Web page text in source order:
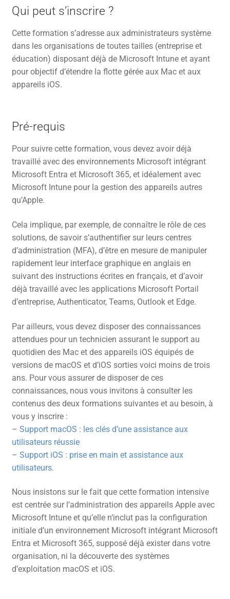
Qui peut s’inscrire ?
Cette formation s’adresse aux administrateurs système
dans les organisations de toutes tailles (entreprise et
éducation) disposant déjà de Microsoft Intune et ayant
pour objectif d’étendre la flotte gérée aux Mac et aux
appareils iOS.
Pré-requis
Pour suivre cette formation, vous devez avoir déjà
travaillé avec des environnements Microsoft intégrant
Microsoft Entra et Microsoft 365, et idéalement avec
Microsoft Intune pour la gestion des appareils autres
qu’Apple.
Cela implique, par exemple, de connaître le rôle de ces
solutions, de savoir s’authentifier sur leurs centres
d’administration (MFA), d’être en mesure de manipuler
rapidement leur interface graphique en anglais en
suivant des instructions écrites en français, et d’avoir
déjà travaillé avec les applications Microsoft Portail
d’entreprise, Authenticator, Teams, Outlook et Edge.
Par ailleurs, vous devez disposer des connaissances
attendues pour un technicien assurant le support au
quotidien des Mac et des appareils iOS équipés de
versions de macOS et d’iOS sorties voici moins de trois
ans. Pour vous assurer de disposer de ces
connaissances, nous vous invitons à consulter les
contenus des deux formations suivantes et au besoin, à
vous y inscrire :
– Support macOS : les clés d’une assistance aux
utilisateurs réussie
– Support iOS : prise en main et assistance aux
utilisateurs.
Nous insistons sur le fait que cette formation intensive
est centrée sur l’administration des appareils Apple avec
Microsoft Intune et qu’elle n’inclut pas la configuration
initiale d’un environnement Microsoft intégrant Microsoft
Entra et Microsoft 365, supposé déjà exister dans votre
organisation, ni la découverte des systèmes
d’exploitation macOS et iOS.